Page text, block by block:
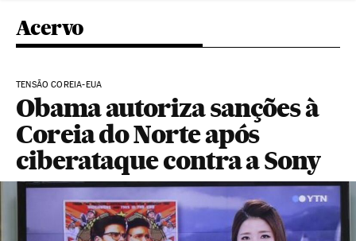
Acervo
TENSÃO COREIA-EUA
Obama autoriza sanções à
Coreia do Norte após
ciberataque contra a Sony